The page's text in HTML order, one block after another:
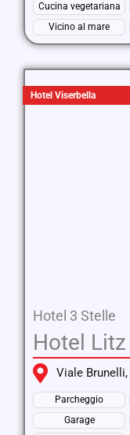
Cucina vegetariana
Vicino al mare
Hotel Viserbella
Hotel 3 Stelle
Hotel Litz
Viale
Parcheggio
Garage